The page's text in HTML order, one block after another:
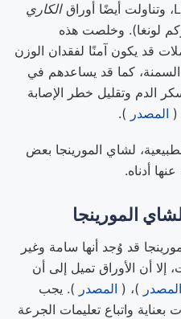
الكاري
لونغا). وخلصت هذه
قد يكون آمنًا لفقدان الوزن
كما قد يساعدهم في
الدم وتقليل خطر الإصابة
( المصدر ).
لشاي المورينجا بعض
أدناه.
لشاي المورينجا
قد وُجد أنها سامة وغير
إلا أن الأوراق تميل إلى أن
المصدر )، ( المصدر ). يجب
واتباع تعليمات الجرعة